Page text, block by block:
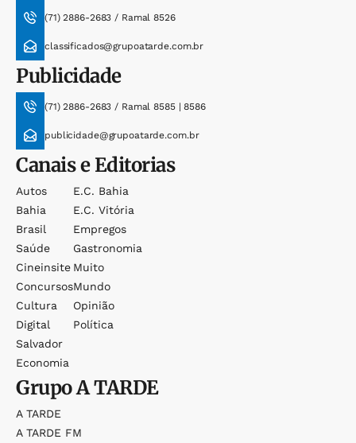
(71) 2886-2683 / Ramal 8526
classificados@grupoatarde.com.br
Publicidade
(71) 2886-2683 / Ramal 8585 | 8586
publicidade@grupoatarde.com.br
Canais e Editorias
Autos
Bahia
Brasil
Saúde
Cineinsite
Concursos
Cultura
Digital
Salvador
Economia
E.c. Bahia
E.c. Vitória
Empregos
Gastronomia
Muito
Mundo
Opinião
Política
GrupoA TARDE
A TARDE
A TARDE FM